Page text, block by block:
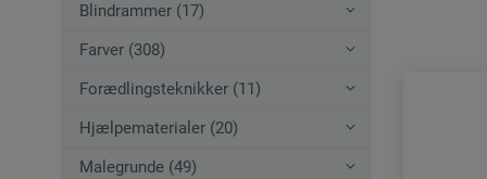
Blindrammer (17)
Farver (308)
Forædlingsteknikker (11)
Hjælpematerialer (20)
Malegrunde (49)